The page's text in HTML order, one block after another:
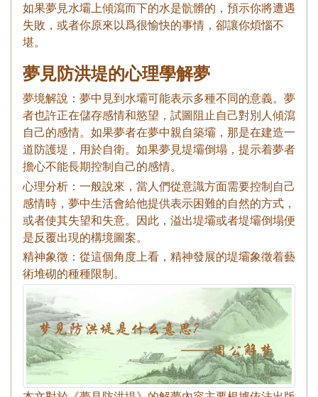
如果夢見水壩上傾瀉而下的水是骯髒的，預示你將遭遇
失敗，或者你原來以爲很愉快的事情，卻讓你煩惱不
堪。
夢見防洪堤的心理學解夢
夢境解說：夢中見到水壩可能表示多種不同的意義。夢
者也許正在儲存感情和慾望，試圖阻止自己對別人傾瀉
自己的感情。如果夢者在夢中親自築壩，那是在建造一
道防護堤，用於自衛。如果夢見堤壩倒塌，提示着夢者
擔心不能長期控制自己的感情。
心理分析：一般說來，當人們從意識方面需要控制自己
感情時，夢中生活會給他提供表示困難的自然的方式，
或者使其失望和失意。因此，溢出堤壩或者堤壩倒塌便
是反覆出現的構境圖案。
精神象徵：從這個角度上看，精神發展的堤壩象徵着藝
術堆砌的種種限制。